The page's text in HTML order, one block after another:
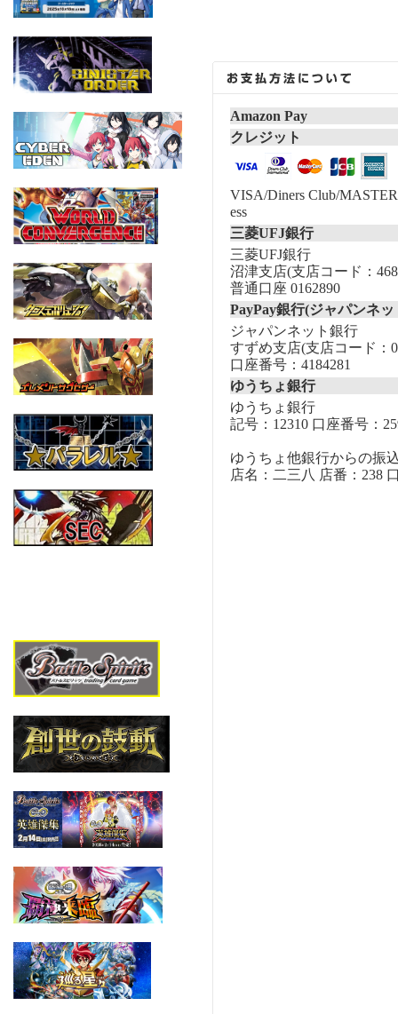
Amazon Pay
クレジット
VISA/Diners Club/
ess
三菱UFJ銀行
三菱UFJ銀行
沼津支店(支店コード：
普通口座 0162890
PayPay銀行(ジャパンネ
ジャパンネット銀行
すずめ支店(支店コード：
口座番号：4184281
ゆうちょ銀行
ゆうちょ銀行
記号：12310 口座番号：
ゆうちょ他銀行からの振
店名：二三八 店番：238